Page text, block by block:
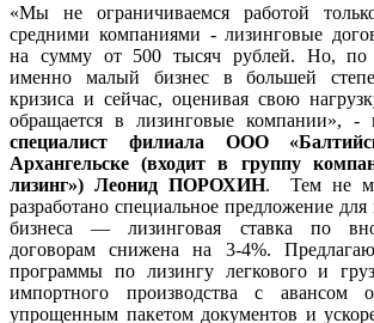
«Мы не ограничиваемся работой
средними компаниями - лизинговые
на сумму от 500 тысяч рублей. Но,
именно малый бизнес в большей
кризиса и сейчас, оценивая свою
обращается в лизинговые компании», -
специалист филиала ООО
Архангельске (входит в группу
лизинг») Леонид ПОРОХИН. Тем не
разработано специальное предложение
бизнеса — лизинговая ставка по
договорам снижена на 3-4%.
программы по лизингу легкового и
импортного производства с авансом
упрощенным пакетом документов и